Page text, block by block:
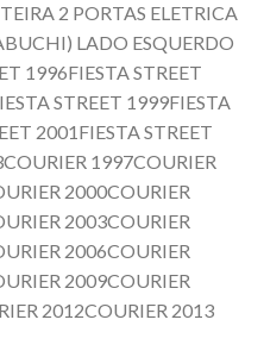
2 PORTAS ELETRICA
LADO ESQUERDO
1996FIESTA STREET
STREET 1999FIESTA
2001FIESTA STREET
1997COURIER
2000COURIER
2003COURIER
2006COURIER
2009COURIER
2012COURIER 2013